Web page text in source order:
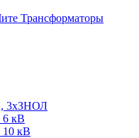
Трансформаторы
3хЗНОЛ
6 кВ
10 кВ